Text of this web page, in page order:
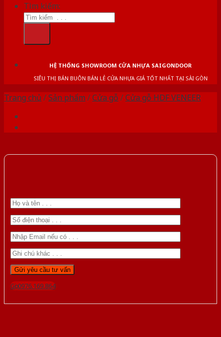
Tìm kiếm:
HỆ THỐNG SHOWROOM CỬA NHỰA SAIGONDOOR
SIÊU THỊ BÁN BUÔN BÁN LẺ CỬA NHỰA GIÁ TỐT NHẤT TẠI SÀI GÒN
Trang chủ /Sản phẩm /Cửa gỗ /Cửa gỗ HDF VENEER
Gọi 0976.169.864